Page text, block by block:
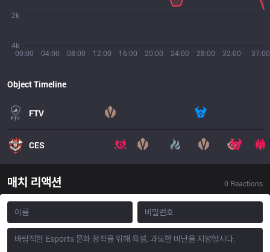
00:00 04:00 08:00 12:00 16:00 20:00 24:00 28:00 32:00 37:00
4k
2k
Object Timeline
FTV
CES
매치 리액션 0 Reactions